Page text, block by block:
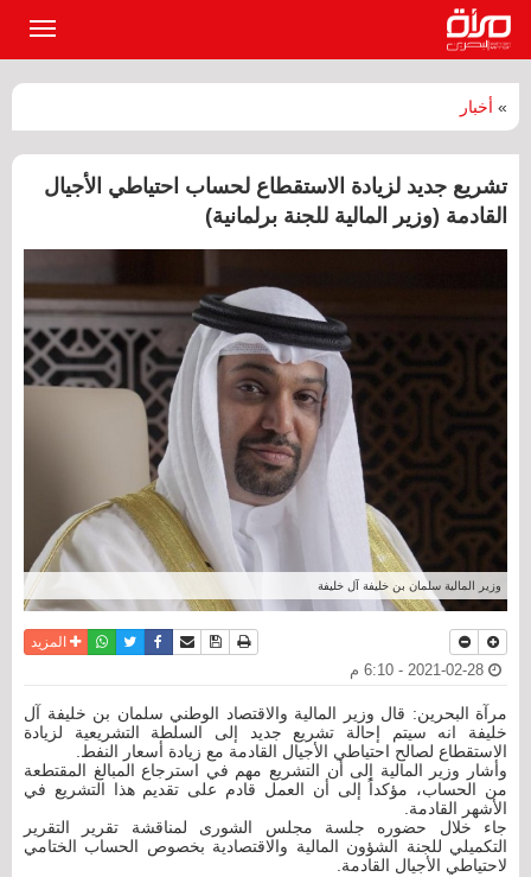
» أخبار
تشريع جديد لزيادة الاستقطاع لحساب احتياطي الأجيال
القادمة (وزير المالية للجنة برلمانية)
وزير المالية سلمان بن خليفة آل خليفة
نسخة للطباعة
حفظ الموضوع
أرسل الى صديق
فيسبوكتويترواتسابالمزيد
مرآة البحرين: قال وزير المالية والاقتصاد الوطني سلمان بن خليفة آل
خليفة انه سيتم إحالة تشريع جديد إلى السلطة التشريعية لزيادة
الاستقطاع لصالح احتياطي الأجيال القادمة مع زيادة أسعار النفط.
وأشار وزير المالية إلى أن التشريع مهم في استرجاع المبالغ المقتطعة
من الحساب، مؤكداً إلى أن العمل قادم على تقديم هذا التشريع في
الأشهر القادمة.
جاء خلال حضوره جلسة مجلس الشورى لمناقشة تقرير التقرير
التكميلي للجنة الشؤون المالية والاقتصادية بخصوص الحساب الختامي
لاحتياطي الأجيال القادمة.